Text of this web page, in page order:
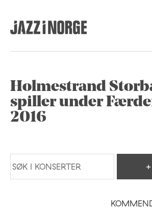
Holmestrand
spiller under
2016